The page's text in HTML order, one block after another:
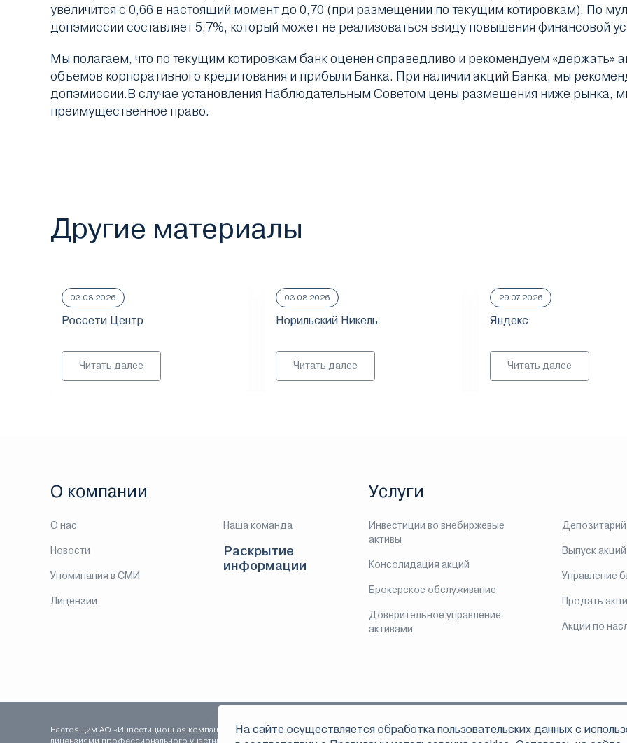
увеличится с 0,66 в настоящий момент до 0,70 (при размещении по текущим котировкам). По
допэмиссии составляет 5,7%, который может не реализоваться ввиду повышения финансовой
Мы полагаем, что по текущим котировкам банк оценен справедливо и рекомендуем «держать»
объемов корпоративного кредитования и прибыли Банка. При наличии акций Банка, мы
допэмиссии.В случае установления Наблюдательным Советом цены размещения ниже рынка,
преимущественное право.
Другие материалы
03.08.2026
Россети Центр
Читать далее
03.08.2026
Норильский Никель
Читать далее
29.07.2026
Яндекс
Читать далее
О компании
О нас
Новости
Упоминания в СМИ
Лицензии
Наша команда
Раскрытие
информации
Услуги
Инвестиции во внебиржевые
активы
Консолидация акций
Брокерское обслуживание
Доверительное управление
активами
Депозитарий
Выпуск акций
Управление
Продать
Акции по
Настоящим АО «Инвестиционная компания ЛМС» уведомляет о том, что АО «Инвестиционная компания ЛМС» осуществляет свою
лицензиями профессионального участника рынка ценных бумаг: по доверительному управлению ценными бумагами 078-06324-001000 от
На сайте осуществляется обработка пользовательских данных с